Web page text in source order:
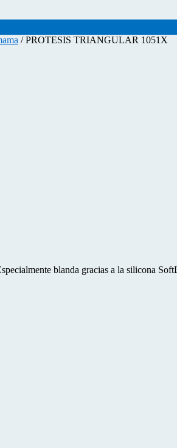
/ PROTESIS TRIANGULAR 1051X
blanda gracias a la silicona